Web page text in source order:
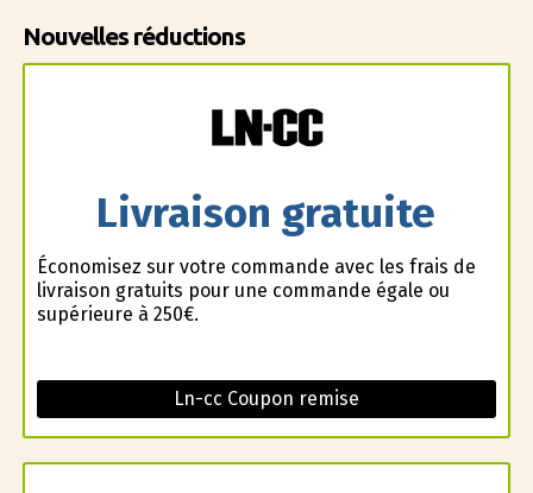
Nouvelles réductions
Livraison gratuite
Économisez sur votre commande avec les frais de
livraison gratuits pour une commande égale ou
supérieure à 250€.
Ln-cc Coupon remise